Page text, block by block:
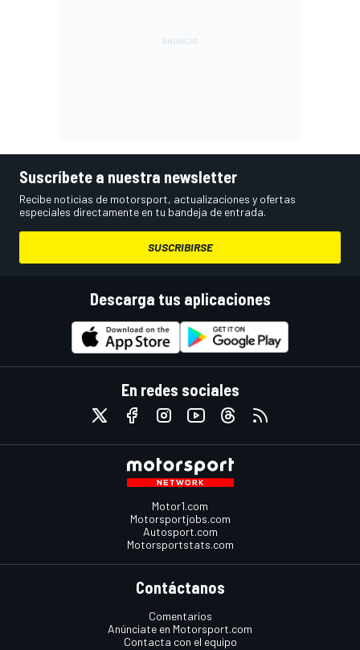
Suscríbete a nuestra newsletter
Recibe noticias de motorsport, actualizaciones y ofertas
especiales directamente en tu bandeja de entrada.
SUSCRIBIRSE
Descarga tus aplicaciones
En redes sociales
Motor1.com
Motorsportjobs.com
Autosport.com
Motorsportstats.com
Contáctanos
Comentarios
Anúnciate en Motorsport.com
Contacta con el equipo